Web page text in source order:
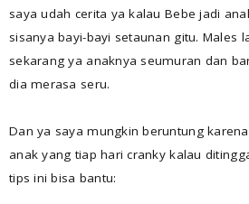
saya udah cerita ya kalau Bebe jadi
sisanya bayi-bayi setaunan gitu. Males
sekarang ya anaknya seumuran dan
dia merasa seru.
Dan ya saya mungkin beruntung
anak yang tiap hari cranky kalau
tips ini bisa bantu: